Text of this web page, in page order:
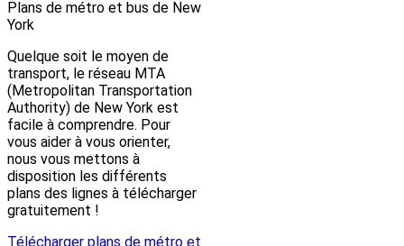
Plans de métro et bus de New
York
Quelque soit le moyen de
transport, le réseau MTA
(Metropolitan Transportation
Authority) de New York est
facile à comprendre. Pour
vous aider à vous orienter,
nous vous mettons à
disposition les différents
plans des lignes à télécharger
gratuitement !
Télécharger plans de métro et